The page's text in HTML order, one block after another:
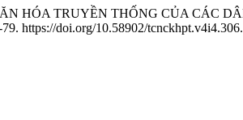
HÓA TRUYỀN THỐNG CỦA CÁC
https://doi.org/10.58902/tcnckhpt.v4i4.306.